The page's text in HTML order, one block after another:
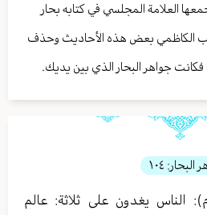
العلامة المجلسي في كتابه بحار
الكاظمي بعض هذه الأحاديث وحذف
فكانت جواهر البحار الذي بين يديك.
البحار: ١٠٤
الناس يغدون على ثلاثة: عالم